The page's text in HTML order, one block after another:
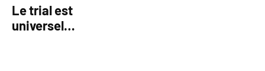
Le trial est
universel…